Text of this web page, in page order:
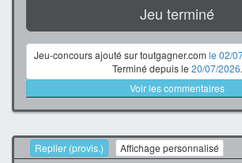
Jeu terminé
Jeu-concours ajouté sur toutgagner.com le 02/
Terminé depuis le 20/07/2026.
Voir les commentaires
Replier (provis.) Affichage personnalisé